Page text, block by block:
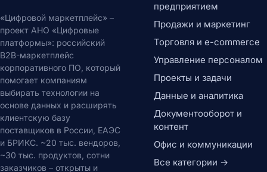
«Цифровой маркетплейс» –
проект АНО «Цифровые
платформы»: российский
B2B-маркетплейс
корпоративного ПО, который
помогает компаниям
выбирать технологии на
основе данных и расширять
клиентскую базу
поставщиков в России, ЕАЭС
и БРИКС. ~20 тыс. вендоров,
~30 тыс. продуктов, сотни
заказчиков – открыты и
предприятием
Продажи и маркетинг
Торговля и e-commerce
Управление персоналом
Проекты и задачи
Данные и аналитика
Документооборот и
контент
Офис и коммуникации
Все категории →